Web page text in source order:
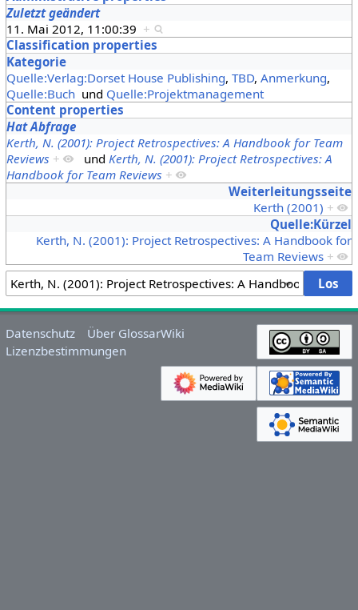
Zuletzt geändert
11. Mai 2012, 11:00:39 +
Classification properties
Kategorie
Quelle:Verlag:Dorset House Publishing, TBD, Anmerkung,
Quelle:Buchund Quelle:Projektmanagement
Content properties
Hat Abfrage
Kerth, N. (2001): Project Retrospectives: A Handbook for Team
Reviews + und Kerth, N. (2001): Project Retrospectives: A
Handbook for Team Reviews +
Weiterleitungsseite
Kerth (2001) +
Quelle:Kürzel
Kerth, N. (2001): Project Retrospectives: A Handbook for
Team Reviews +
Datenschutz
Über GlossarWiki
Lizenzbestimmungen